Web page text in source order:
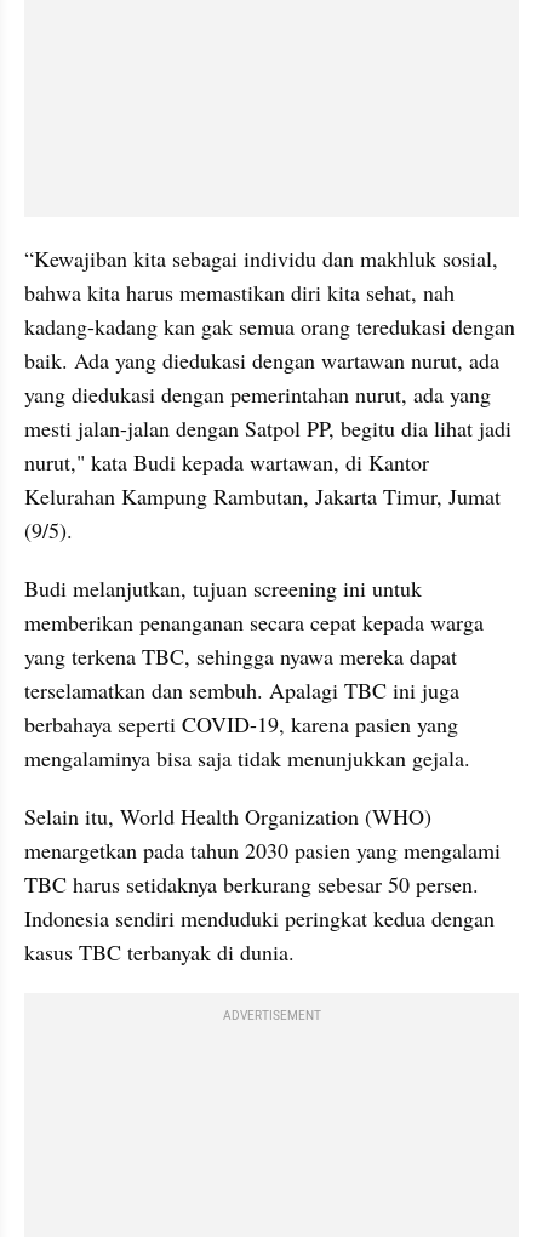
“Kewajiban kita sebagai individu dan makhluk sosial,
bahwa kita harus memastikan diri kita sehat, nah
kadang-kadang kan gak semua orang teredukasi dengan
baik. Ada yang diedukasi dengan wartawan nurut, ada
yang diedukasi dengan pemerintahan nurut, ada yang
mesti jalan-jalan dengan Satpol PP, begitu dia lihat jadi
nurut," kata Budi kepada wartawan, di Kantor
Kelurahan Kampung Rambutan, Jakarta Timur, Jumat
(9/5).
Budi melanjutkan, tujuan screening ini untuk
memberikan penanganan secara cepat kepada warga
yang terkena TBC, sehingga nyawa mereka dapat
terselamatkan dan sembuh. Apalagi TBC ini juga
berbahaya seperti COVID-19, karena pasien yang
mengalaminya bisa saja tidak menunjukkan gejala.
Selain itu, World Health Organization (WHO)
menargetkan pada tahun 2030 pasien yang mengalami
TBC harus setidaknya berkurang sebesar 50 persen.
Indonesia sendiri menduduki peringkat kedua dengan
kasus TBC terbanyak di dunia.
ADVERTISEMENT